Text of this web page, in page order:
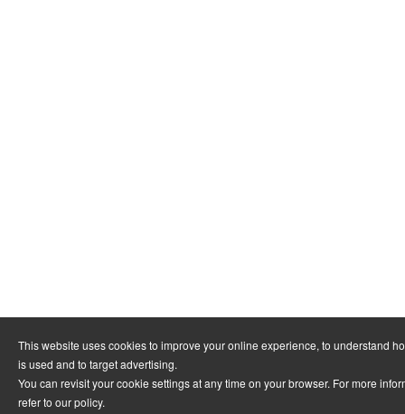
This website uses cookies to improve your online experience, to understand
is used and to target advertising.
You can revisit your cookie settings at any time on your browser. For more
refer to our policy.